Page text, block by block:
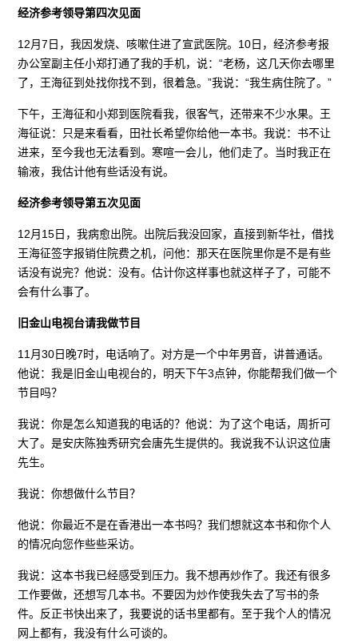
经济参考领导第四次见面
12月7日，我因发烧、咳嗽住进了宣武医院。10日，经济参考报
办公室副主任小郑打通了我的手机，说：“老杨，这几天你去哪里
了，王海征到处找你找不到，很着急。”我说：“我生病住院了。”
下午，王海征和小郑到医院看我，很客气，还带来不少水果。王
海征说：只是来看看，田社长希望你给他一本书。我说：书不让
进来，至今我也无法看到。寒喧一会儿，他们走了。当时我正在
输液，我估计他有些话没有说。
经济参考领导第五次见面
12月15日，我病愈出院。出院后我没回家，直接到新华社，借找
王海征签字报销住院费之机，问他：那天在医院里你是不是有些
话没有说完？他说：没有。估计你这样事也就这样子了，可能不
会有什么事了。
旧金山电视台请我做节目
11月30日晚7时，电话响了。对方是一个中年男音，讲普通话。
他说：我是旧金山电视台的，明天下午3点钟，你能帮我们做一个
节目吗？
我说：你是怎么知道我的电话的？他说：为了这个电话，周折可
大了。是安庆陈独秀研究会唐先生提供的。我说我不认识这位唐
先生。
我说：你想做什么节目？
他说：你最近不是在香港出一本书吗？我们想就这本书和你个人
的情况向您作些些采访。
我说：这本书我已经感受到压力。我不想再炒作了。我还有很多
工作要做，还想写几本书。不要因为炒作使我失去了写书的条
件。反正书快出来了，我要说的话书里都有。至于我个人的情况
网上都有，我没有什么可谈的。